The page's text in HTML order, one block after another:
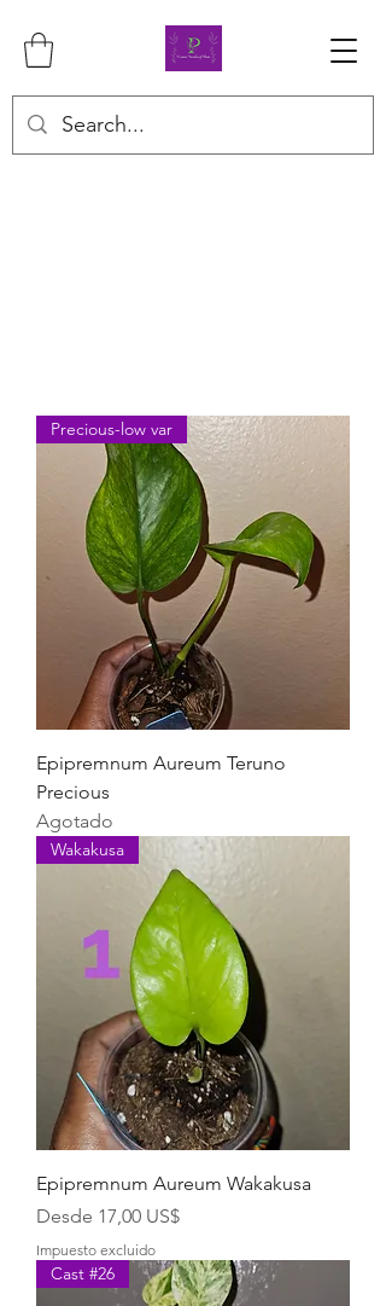
Precious-low var
Epipremnum Aureum Teruno
Precious
Agotado
Wakakusa
Epipremnum Aureum Wakakusa
Desde 17,00 US$
Precio de oferta
Impuesto excluido
Cast #26